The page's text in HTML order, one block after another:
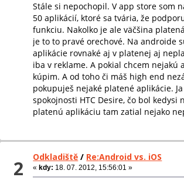
Stále si nepochopil. V app store som
50 aplikácií, ktoré sa tvária, že
funkciu. Nakolko je ale väčšina
je to to pravé orechové. Na androide
aplikácie rovnaké aj v platenej aj
iba v reklame. A pokial chcem nejakú
kúpim. A od toho či máš high end
pokupuješ nejaké platené aplikácie.
spokojnosti HTC Desire, čo bol kedysi
platenú aplikáciu tam zatial nejako
2 Odkladiště / Re:Android vs. iOS
« kdy: 18. 07. 2012, 15:56:01 »